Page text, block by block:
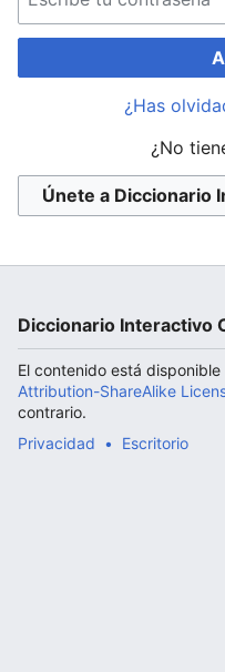
Abrir menú principal
¿Has
¿No
Únete a Diccionario
Diccionario Interactivo
El contenido está
Attribution-ShareAlike
contrario.
Privacidad
Escritorio